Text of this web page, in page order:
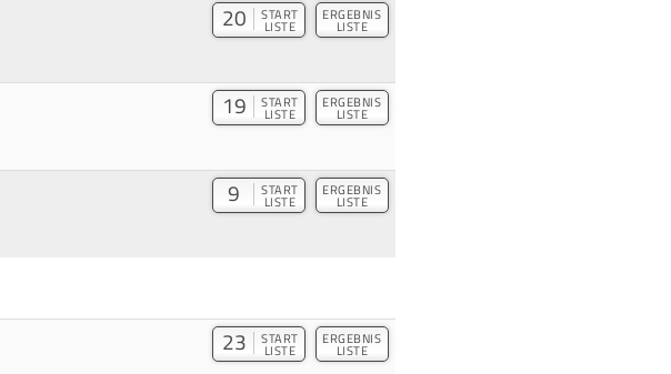
20 START
LISTE
ERGEBNIS
LISTE
19 START
LISTE
ERGEBNIS
LISTE
9 START
LISTE
ERGEBNIS
LISTE
23 START
LISTE
ERGEBNIS
LISTE